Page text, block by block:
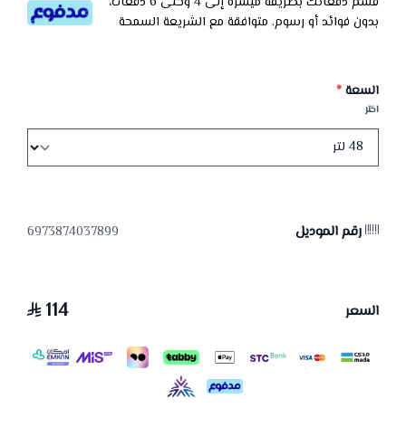
بدون فوائد أو رسوم. متوافقة مع الشريعة السمحة
السعة*
اختر
رقم الموديل 6973874037899
السعر 114